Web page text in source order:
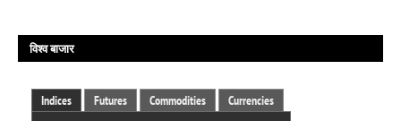
विश्व बाजार